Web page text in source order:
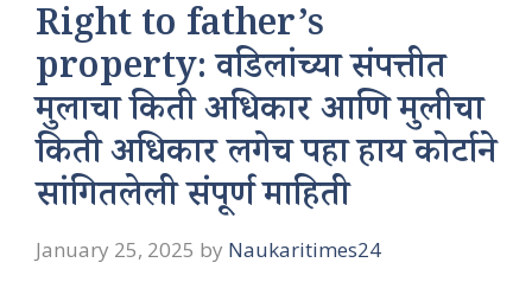
Right to father’s
property: वडिलांच्या संपत्तीत
मुलाचा किती अधिकार आणि मुलीचा
किती अधिकार लगेच पहा हाय कोर्टाने
सांगितलेली संपूर्ण माहिती
January 25, 2025 by Naukaritimes24